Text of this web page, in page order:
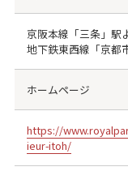
京阪本線「三条」駅
地下鉄東西線「京都
ホームページ
https://
ieur-itoh/